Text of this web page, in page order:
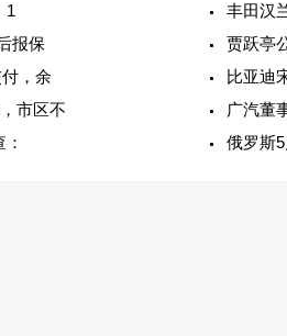
1
丰田汉
报保
贾跃亭
，余
比亚迪
市区不
广汽董
俄罗斯